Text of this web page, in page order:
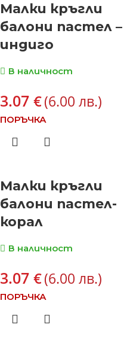
Малки кръгли
балони пастел –
индиго
В наличност
3.07 €(6.00 лв.)
ПОРЪЧКА
Малки кръгли
балони пастел-
корал
В наличност
3.07 €(6.00 лв.)
ПОРЪЧКА